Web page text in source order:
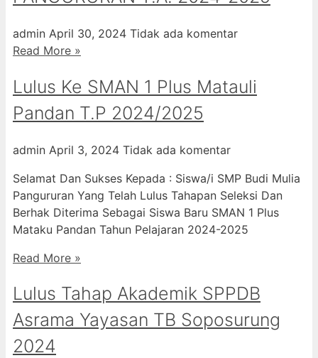
admin April 30, 2024 Tidak ada komentar
Read More »
Lulus Ke SMAN 1 Plus Matauli
Pandan T.P 2024/2025
admin April 3, 2024 Tidak ada komentar
Selamat Dan Sukses Kepada : Siswa/i SMP Budi Mulia
Pangururan Yang Telah Lulus Tahapan Seleksi Dan
Berhak Diterima Sebagai Siswa Baru SMAN 1 Plus
Mataku Pandan Tahun Pelajaran 2024-2025
Read More »
Lulus Tahap Akademik SPPDB
Asrama Yayasan TB Soposurung
2024